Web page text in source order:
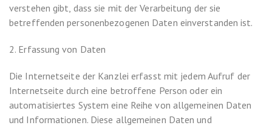
verstehen gibt, dass sie mit der Verarbeitung der sie
betreffenden personenbezogenen Daten einverstanden ist.
2. Erfassung von Daten
Die Internetseite der Kanzlei erfasst mit jedem Aufruf der
Internetseite durch eine betroffene Person oder ein
automatisiertes System eine Reihe von allgemeinen Daten
und Informationen. Diese allgemeinen Daten und